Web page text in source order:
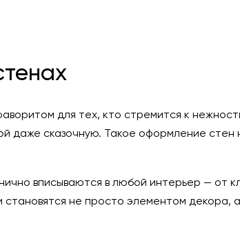
для тех, кто стремится к
даже сказочную. Такое оформление
вписываются в любой интерьер — от
становятся не просто элементом декора,